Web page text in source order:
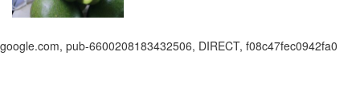
google.com, pub-6600208183432506, DIRECT, f08c47fec0942fa0